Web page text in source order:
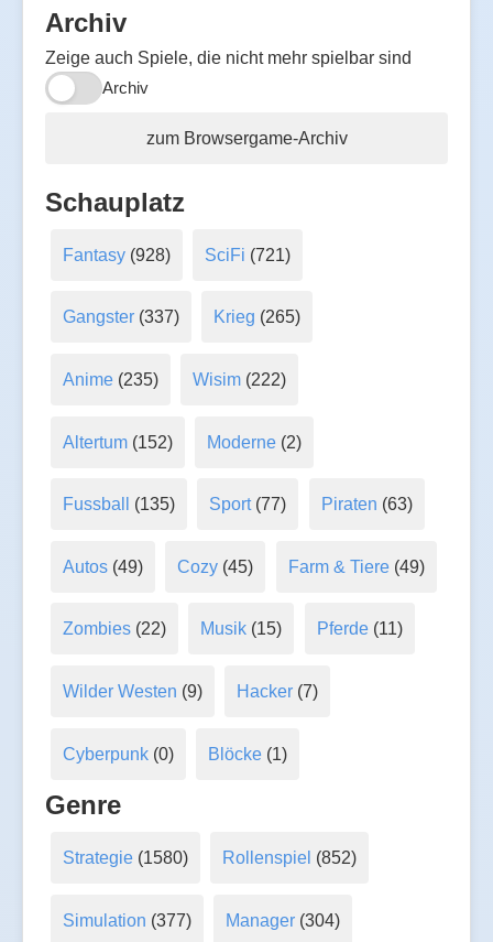
Archiv
Zeige auch Spiele, die nicht mehr spielbar sind
Archiv
zum Browsergame-Archiv
Schauplatz
Fantasy(928) SciFi (721)
Gangster(337) Krieg (265)
Anime(235) Wisim (222)
Altertum(152) Moderne (2)
Fussball (135) Sport(77) Piraten (63)
Autos(49) Cozy (45) Farm & Tiere(49)
Zombies(22) Musik (15) Pferde(11)
Wilder Westen (9) Hacker (7)
Cyberpunk(0) Blöcke (1)
Genre
Strategie(1580) Rollenspiel (852)
Simulation (377) Manager (304)